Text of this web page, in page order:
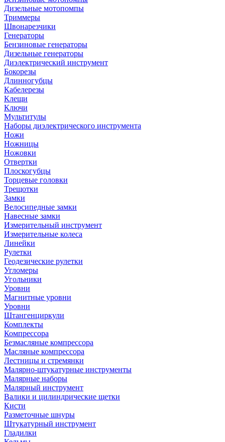
Дизельные мотопомпы
Триммеры
Швонарезчики
Генераторы
Бензиновые генераторы
Дизельные генераторы
Диэлектрический инструмент
Бокорезы
Длинногубцы
Кабелерезы
Клещи
Ключи
Мультитулы
Наборы диэлектрического инструмента
Ножи
Ножницы
Ножовки
Отвертки
Плоскогубцы
Торцевые головки
Трещотки
Замки
Велосипедные замки
Навесные замки
Измерительный инструмент
Измерительные колеса
Линейки
Рулетки
Геодезические рулетки
Угломеры
Угольники
Уровни
Магнитные уровни
Уровни
Штангенциркули
Комплекты
Компрессора
Безмасляные компрессора
Масляные компрессора
Лестницы и стремянки
Малярно-штукатурные инструменты
Малярные наборы
Малярный инструмент
Валики и цилиндрические щетки
Кисти
Разметочные шнуры
Штукатурный инструмент
Гладилки